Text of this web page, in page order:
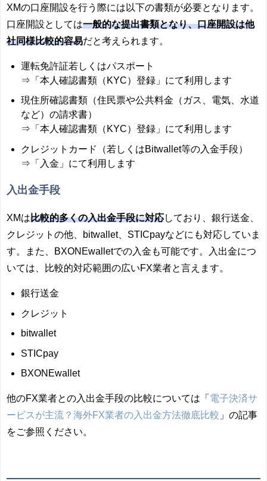
XMの口座開設を行う際には以下の書類が必要となります。
口座開設としては一般的な提出書類となり、口座開設は他
社同様比較的容易だと考えられます。
運転免許証若しくはパスポート
⇒「本人確認書類（KYC）登録」にて利用します
現住所確認書類（住民票や公共料金（ガス、電気、水道
など）の請求書）
⇒「本人確認書類（KYC）登録」にて利用します
クレジットカード（若しくはBitwallet等の入金手段）
⇒「入金」にて利用します
入出金手段
XMは比較的多くの入出金手段に対応しており、銀行送金、
クレジットの他、bitwallet、STICpayなどにも対応していま
す。また、
BXONEwalletでの入金も可能です。入出金につ
いては、比較的対応範囲の広いFX業者と言えます。
銀行送金
クレジット
bitwallet
STICpay
BXONEwallet
他のFX業者との入出金手段の比較については「 電子決済サ
ービスが主流？海外FX業者の入出金方法徹底比較 」の記事
をご参照ください。